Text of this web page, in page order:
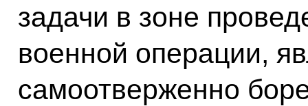
задачи в зоне
военной операции,
самоотверженно